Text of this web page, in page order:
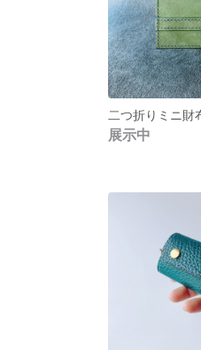
展示中